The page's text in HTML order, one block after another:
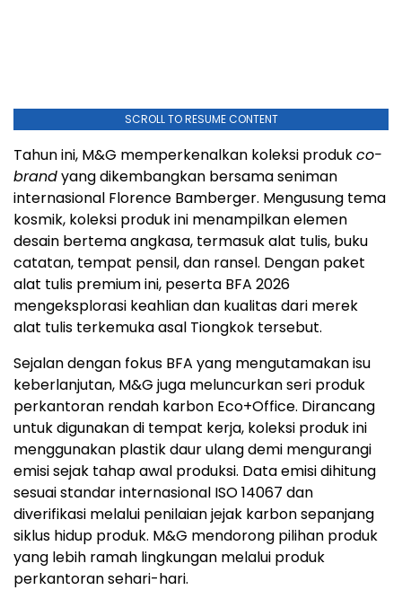
SCROLL TO RESUME CONTENT
Tahun ini, M&G memperkenalkan koleksi produkco-
brandyang dikembangkan bersama seniman
internasional Florence Bamberger. Mengusung tema
kosmik, koleksi produk ini menampilkan elemen
desain bertema angkasa, termasuk alat tulis, buku
catatan, tempat pensil, dan ransel. Dengan paket
alat tulis premium ini, peserta BFA 2026
mengeksplorasi keahlian dan kualitas dari merek
alat tulis terkemuka asal Tiongkok tersebut.
Sejalan dengan fokus BFA yang mengutamakan isu
keberlanjutan, M&G juga meluncurkan seri produk
perkantoran rendah karbon Eco+Office. Dirancang
untuk digunakan di tempat kerja, koleksi produk ini
menggunakan plastik daur ulang demi mengurangi
emisi sejak tahap awal produksi. Data emisi dihitung
sesuai standar internasional ISO 14067 dan
diverifikasi melalui penilaian jejak karbon sepanjang
siklus hidup produk. M&G mendorong pilihan produk
yang lebih ramah lingkungan melalui produk
perkantoran sehari-hari.